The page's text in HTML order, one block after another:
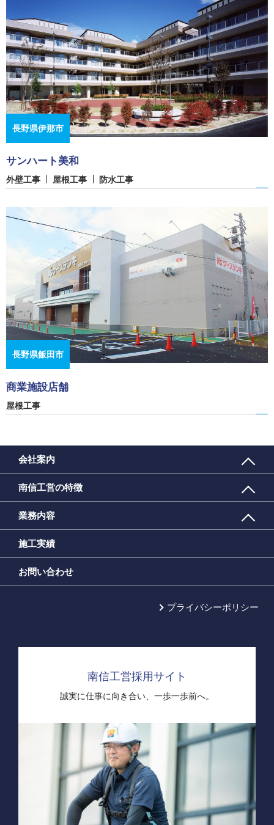
長野県伊那市
サンハート美和
外壁工事 屋根工事 防水工事
長野県飯田市
商業施設店舗
屋根工事
会社案内
南信工営の特徴
業務内容
施工実績
お問い合わせ
プライバシーポリシー
南信工営採用サイト
誠実に仕事に向き合い、 一歩一歩前へ。